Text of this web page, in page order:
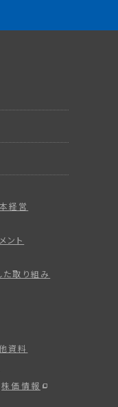
経営
ント
取り組み
資料
株価情報